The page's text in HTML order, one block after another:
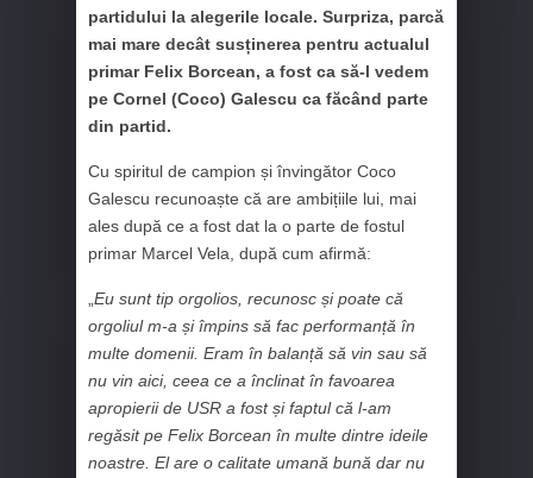
partidului la alegerile locale. Surpriza, parcă
mai mare decât susținerea pentru actualul
primar Felix Borcean, a fost ca să-l vedem
pe Cornel (Coco) Galescu ca făcând parte
din partid.
Cu spiritul de campion și învingător Coco
Galescu recunoaște că are ambițiile lui, mai
ales după ce a fost dat la o parte de fostul
primar Marcel Vela, după cum afirmă:
Eu sunt tip orgolios, recunosc și poate că
orgoliul m-a și împins să fac performanță în
multe domenii. Eram în balanță să vin sau să
nu vin aici, ceea ce a înclinat în favoarea
apropierii de USR a fost și faptul că l-am
regăsit pe Felix Borcean în multe dintre ideile
noastre. El are o calitate umană bună dar nu